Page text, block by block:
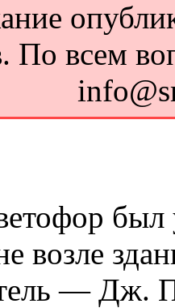
По всем
был
возле
— Дж.